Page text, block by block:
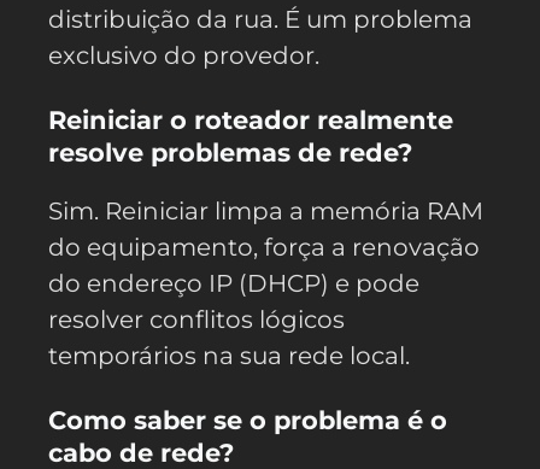
distribuição da rua. É um problema
exclusivo do provedor.
Reiniciar o roteador realmente
resolve problemas de rede?
Sim. Reiniciar limpa a memória RAM
do equipamento, força a renovação
do endereço IP (DHCP) e pode
resolver conflitos lógicos
temporários na sua rede local.
Como saber se o problema é o
cabo de rede?